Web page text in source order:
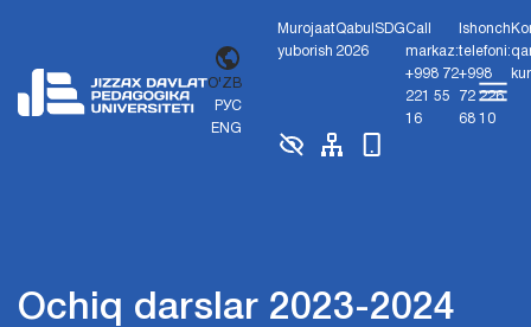
O'ZB
РУС
ENG
Murojaat
yuborish
Qabul
2026
SDGCall
markaz:
+998 72
221 55
16
Ishonch
telefoni:
+998
72 226
68 10
Ochiq darslar 2023-2024